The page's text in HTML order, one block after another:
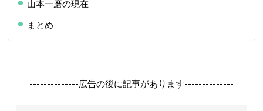
山本一磨の現在
まとめ
--------------広告の後に記事があります--------------